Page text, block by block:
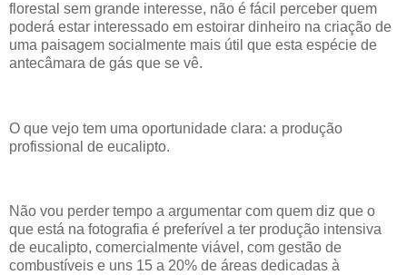
florestal sem grande interesse, não é fácil perceber quem
poderá estar interessado em estoirar dinheiro na criação de
uma paisagem socialmente mais útil que esta espécie de
antecâmara de gás que se vê.
O que vejo tem uma oportunidade clara: a produção
profissional de eucalipto.
Não vou perder tempo a argumentar com quem diz que o
que está na fotografia é preferível a ter produção intensiva
de eucalipto, comercialmente viável, com gestão de
combustíveis e uns 15 a 20% de áreas dedicadas à